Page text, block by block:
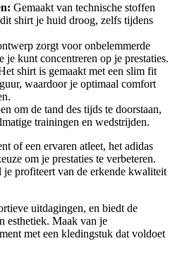
Gemaakt van technische stoffen
shirt je huid droog, zelfs tijdens
zorgt voor onbelemmerde
kunt concentreren op je prestaties.
shirt is gemaakt met een slim fit
waardoor je optimaal comfort
om de tand des tijds te doorstaan,
trainingen en wedstrijden.
of een ervaren atleet, het adidas
om je prestaties te verbeteren.
profiteert van de erkende kwaliteit
uitdagingen, en biedt de
esthetiek. Maak van je
met een kledingstuk dat voldoet